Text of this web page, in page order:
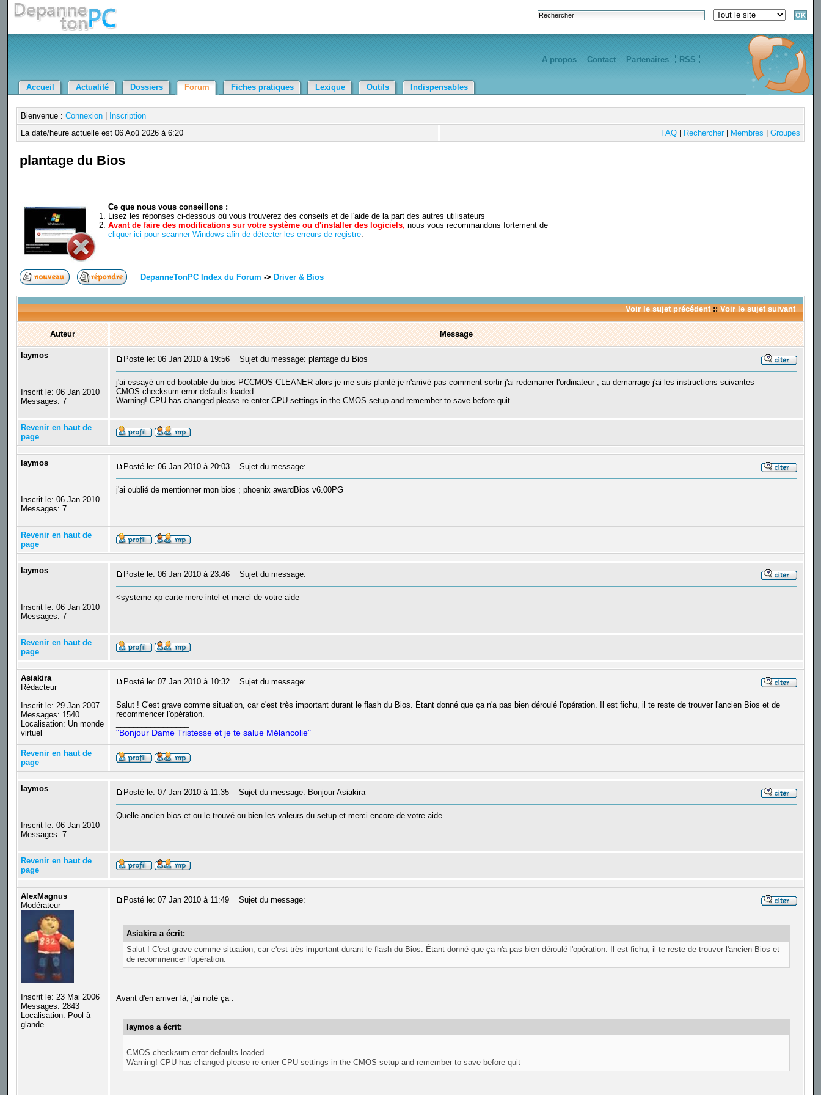
A propos Contact Partenaires RSS
Accueil Actualité Dossiers Forum Fiches pratiques Lexique Outils Indispensables
Bienvenue : Connexion|
Inscription
La date/heure actuelle est 06 Aoû 2026 à 6:20
FAQ| Rechercher| Membres Groupes
plantage du Bios
Ce que nous vous conseillons :
Lisez les réponses ci-dessous où vous trouverez des conseils et de l'aide de la part des autres utilisateurs
Avant de faire des modifications sur votre système ou d'installer des logiciels, nous vous recommandons fortement de
cliquer ici pour scanner Windows afin de détecter les erreurs de registre.
DepanneTonPC Index du Forum -> Driver & Bios
Voir le sujet précédent:: Voir le sujet suivant
Auteur Message
laymos
Inscrit le: 06 Jan 2010
Messages: 7
Posté le: 06 Jan 2010 à 19:56 Sujet du message: plantage du Bios
j'ai essayé un cd bootable du bios PCCMOS CLEANER alors je me suis planté je n'arrivé pas comment sortir j'ai redemarrer l'ordinateur , au demarrage j'ai les instructions suivantes
CMOS checksum error defaults loaded
Warning! CPU has changed please re enter CPU settings in the CMOS setup and remember to save before quit
Revenir en haut de
page
laymos
Inscrit le: 06 Jan 2010
Messages: 7
Posté le: 06 Jan 2010 à 20:03 Sujet du message:
j'ai oublié de mentionner mon bios ; phoenix awardBios v6.00PG
Revenir en haut de
page
laymos
Inscrit le: 06 Jan 2010
Messages: 7
Posté le: 06 Jan 2010 à 23:46 Sujet du message:
<systeme xp carte mere intel et merci de votre aide
Revenir en haut de
page
Asiakira
Rédacteur
Inscrit le: 29 Jan 2007
Messages: 1540
Localisation: Un monde
virtuel
Posté le: 07 Jan 2010 à 10:32 Sujet du message:
Salut ! C'est grave comme situation, car c'est très important durant le flash du Bios. Étant donné que ça n'a pas bien déroulé l'opération. Il est fichu, il te reste de trouver l'ancien Bios et de
recommencer l'opération.
"Bonjour Dame Tristesse et je te salue Mélancolie"
Revenir en haut de
page
laymos
Inscrit le: 06 Jan 2010
Messages: 7
Posté le: 07 Jan 2010 à 11:35 Sujet du message: Bonjour Asiakira
Quelle ancien bios et ou le trouvé ou bien les valeurs du setup et merci encore de votre aide
Revenir en haut de
page
AlexMagnus
Modérateur
Inscrit le: 23 Mai 2006
Messages: 2843
Localisation: Pool à
glande
Posté le: 07 Jan 2010 à 11:49 Sujet du message:
Asiakira a écrit:
Salut ! C'est grave comme situation, car c'est très important durant le flash du Bios. Étant donné que ça n'a pas bien déroulé l'opération. Il est fichu, il te reste de trouver l'ancien Bios et
de recommencer l'opération.
Avant d'en arriver là, j'ai noté ça :
laymos a écrit:
CMOS checksum error defaults loaded
Warning! CPU has changed please re enter CPU settings in the CMOS setup and remember to save before quit